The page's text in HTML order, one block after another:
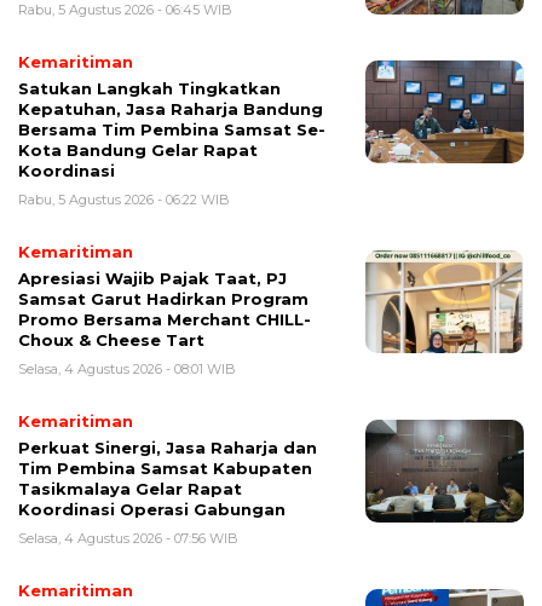
Rabu, 5 Agustus 2026 - 06:45 WIB
Kemaritiman
Satukan Langkah Tingkatkan
Kepatuhan, Jasa Raharja Bandung
Bersama Tim Pembina Samsat Se-
Kota Bandung Gelar Rapat
Koordinasi
Rabu, 5 Agustus 2026 - 06:22 WIB
Kemaritiman
Apresiasi Wajib Pajak Taat, PJ
Samsat Garut Hadirkan Program
Promo Bersama Merchant CHILL-
Choux & Cheese Tart
Selasa, 4 Agustus 2026 - 08:01 WIB
Kemaritiman
Perkuat Sinergi, Jasa Raharja dan
Tim Pembina Samsat Kabupaten
Tasikmalaya Gelar Rapat
Koordinasi Operasi Gabungan
Selasa, 4 Agustus 2026 - 07:56 WIB
Kemaritiman